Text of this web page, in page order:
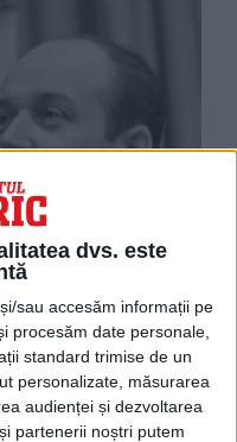
dvs. este
sau accesăm informații pe
procesăm date personale,
standard trimise de un
personalizate, măsurarea
audienței și dezvoltarea
partenerii noștri putem
fascinant al unui
istorie
nașterii lui Ale­xei
nume este scris pentru
mondiale....